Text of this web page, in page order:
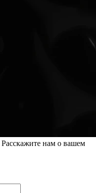
Расскажите нам о вашем